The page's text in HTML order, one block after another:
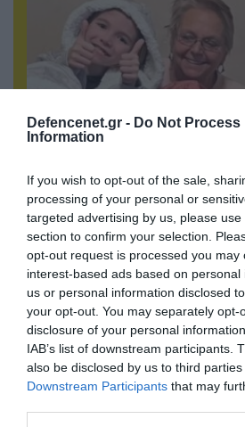
Defencenet.gr - Do Not Process
Information
If you wish to opt-out of the sale,
processing of your personal or
targeted advertising by us, please
section to confirm your selection.
opt-out request is processed you may
interest-based ads based on
us or personal information disclosed
your opt-out. You may separately opt-
disclosure of your personal
IAB’s list of downstream participants.
also be disclosed by us to third
Downstream Participants that may
06.08.2026 | 09:02
ΗΠΑ: Το τελευταίο μήνυμα
πρώην σύζυγό της πριν από
4 παιδιών τους – «Έχουν
ΠΟΛΙΤΙΚΗ